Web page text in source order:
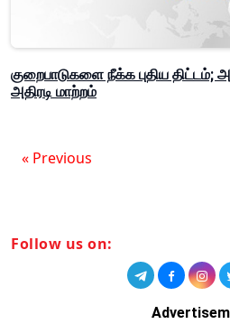
குறைபாடுகளை நீக்க புதிய திட்டம்;
அதிரடி மாற்றம்
« Previous
Follow us on: